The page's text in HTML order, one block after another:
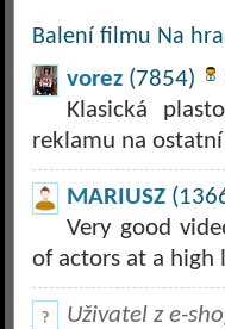
Balení filmu Na
vorez (7854)
Klasická
reklamu na
MARIUSZ
Very good
of actors at a high
Uživatel z e-